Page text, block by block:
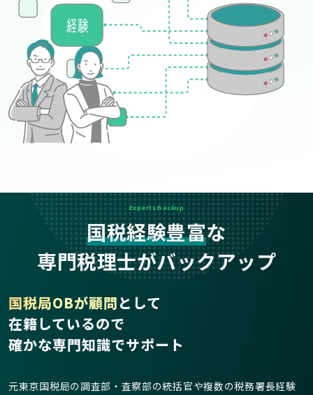
Experts Backup
国税経験豊富な
専門税理士がバックアップ
国税局OBが顧問として
在籍しているので
確かな専門知識でサポート
元東京国税局の調査部・査察部の統括官や複数の税務署長経験